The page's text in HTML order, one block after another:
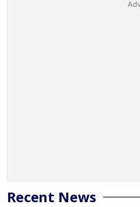
Recent News